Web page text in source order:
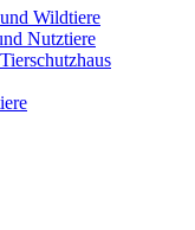
Wildtiere
Nutztiere